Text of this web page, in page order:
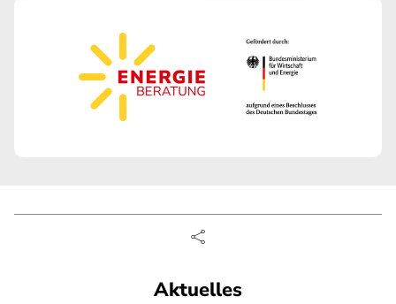
Aktuelles